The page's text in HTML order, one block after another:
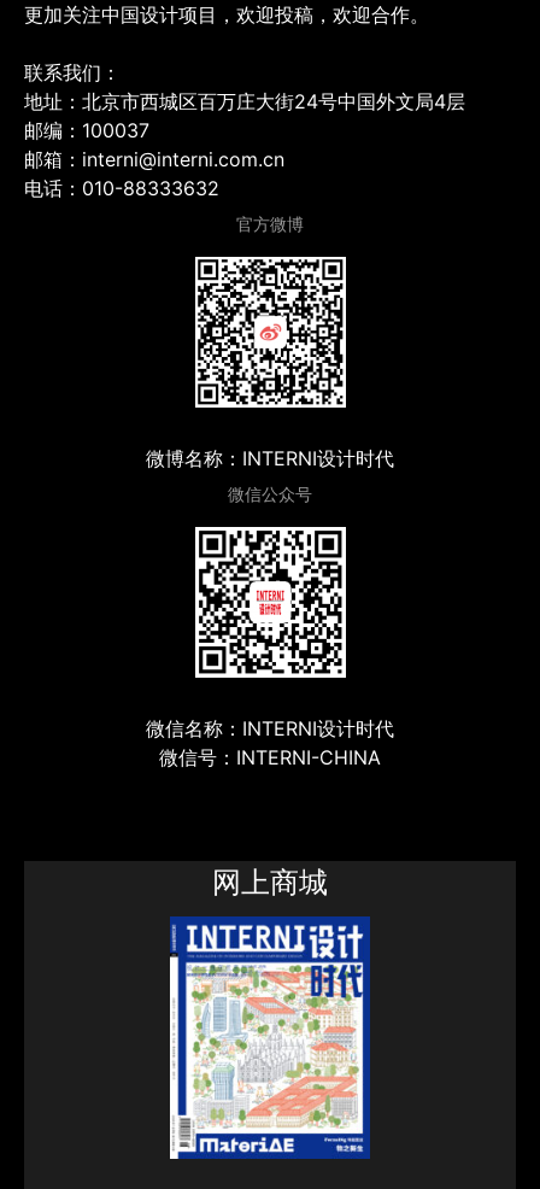
更加关注中国设计项目，欢迎投稿，欢迎合作。
联系我们：
地址：北京市西城区百万庄大街24号中国外文局4层
邮编：100037
邮箱：interni@interni.com.cn
电话：010-88333632
官方微博
微博名称：INTERNI设计时代
微信公众号
微信名称：INTERNI设计时代
微信号：INTERNI-CHINA
网上商城